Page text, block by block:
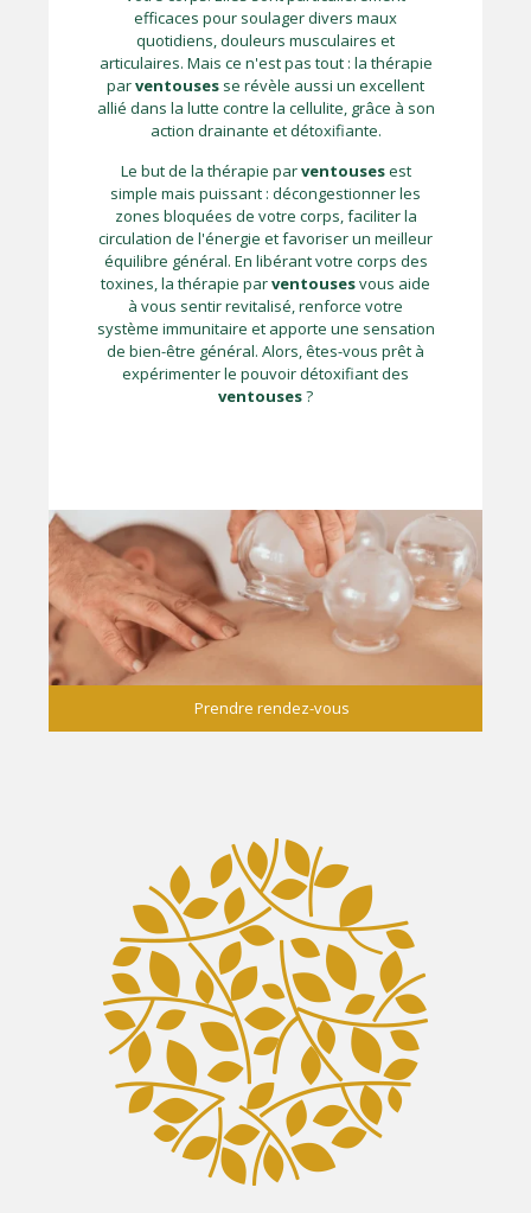
efficaces pour soulager divers maux
quotidiens, douleurs musculaires et
articulaires. Mais ce n'est pas tout : la thérapie
parventouses se révèle aussi un excellent
allié dans la lutte contre la cellulite, grâce à son
action drainante et détoxifiante.
Le but de la thérapie parventousesest
simple mais puissant : décongestionner les
zones bloquées de votre corps, faciliter la
circulation de l'énergie et favoriser un meilleur
équilibre général. En libérant votre corps des
toxines, la thérapie parventousesvous aide
à vous sentir revitalisé, renforce votre
système immunitaire et apporte une sensation
de bien-être général. Alors, êtes-vous prêt à
expérimenter le pouvoir détoxifiant des
ventouses?
Prendre rendez-vous